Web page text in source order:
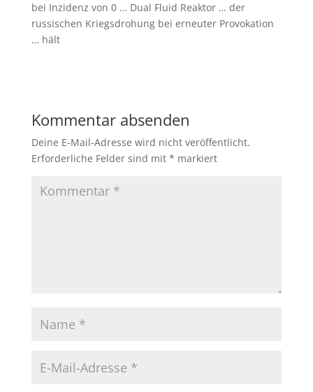
bei Inzidenz von 0 … Dual Fluid Reaktor … der
russischen Kriegsdrohung bei erneuter Provokation
… hält
Kommentar absenden
Deine E-Mail-Adresse wird nicht veröffentlicht.
Erforderliche Felder sind mit * markiert